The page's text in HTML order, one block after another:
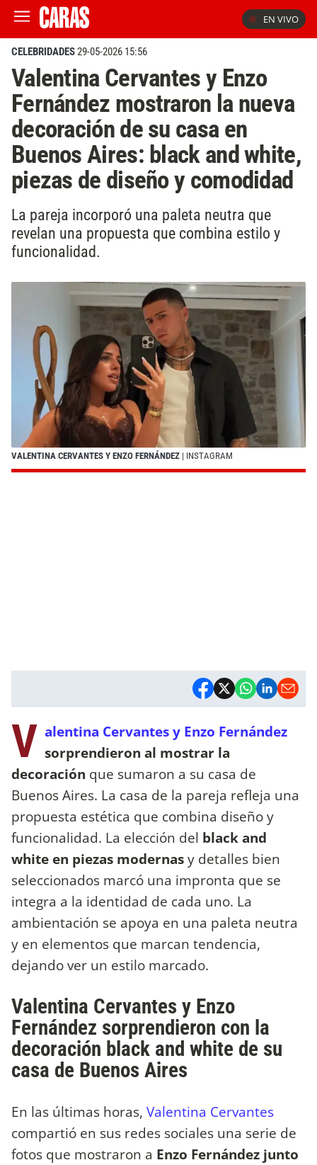
EN VIVO
CELEBRIDADES29-05-2026 15:56
Valentina Cervantes y Enzo
Fernández mostraron la nueva
decoración de su casa en
Buenos Aires: black and white,
piezas de diseño y comodidad
La pareja incorporó una paleta neutra que
revelan una propuesta que combina estilo y
funcionalidad.
VALENTINA CERVANTES Y ENZO FERNÁNDEZ | INSTAGRAM
V alentina Cervantes y Enzo Fernández
sorprendieron al mostrar la
decoración que sumaron a su casa de
Buenos Aires. La casa de la pareja refleja una
propuesta estética que combina diseño y
funcionalidad. La elección del black and
white en piezas modernasy detalles bien
seleccionados marcó una impronta que se
integra a la identidad de cada uno. La
ambientación se apoya en una paleta neutra
y en elementos que marcan tendencia,
dejando ver un estilo marcado.
Valentina Cervantes y Enzo
Fernández sorprendieron con la
decoración black and white de su
casa de Buenos Aires
En las últimas horas, Valentina Cervantes
compartió en sus redes sociales una serie de
fotos que mostraron a Enzo Fernández junto